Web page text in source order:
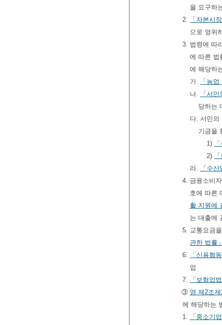
을 요구하
2.
「자본시
으로 영위
3. 법령에 따
에 따른 법
에 해당하
가.
「농
나.
「서
당하는
다. 서민
기금을
1)
2)
라.
「수
4. 금융소비
호에 따른
활 지원에
는 대출에
5. 교통요금
관한 법률
6.
「신용협
업
7.
「보험업
③ 영 제2조
에 해당하는
1.
「중소기